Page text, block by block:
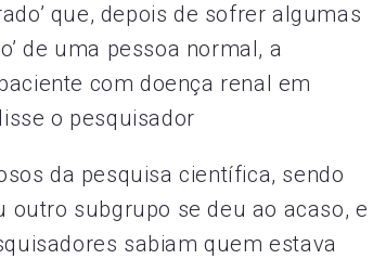
que, depois de sofrer algumas
de uma pessoa normal, a
com doença renal em
o pesquisador
da pesquisa científica, sendo
outro subgrupo se deu ao acaso, e
sabiam quem estava